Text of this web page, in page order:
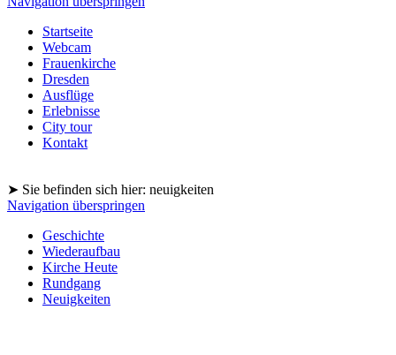
Startseite
Webcam
Frauenkirche
Dresden
Ausflüge
Erlebnisse
City tour
Kontakt
➤ Sie befinden sich hier: neuigkeiten
Navigation überspringen
Geschichte
Wiederaufbau
Kirche Heute
Rundgang
Neuigkeiten